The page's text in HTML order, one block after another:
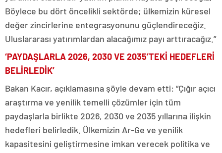
Böylece bu dört öncelikli sektörde; ülkemizin küresel
değer zincirlerine entegrasyonunu güçlendireceğiz.
Uluslararası yatırımlardan alacağımız payı arttıracağız.”
‘PAYDAŞLARLA 2026, 2030 VE 2035’TEKİ HEDEFLERİ
BELİRLEDİK’
Bakan Kacır, açıklamasına şöyle devam etti: “Çığır açıcı
araştırma ve yenilik temelli çözümler için tüm
paydaşlarla birlikte 2026, 2030 ve 2035 yıllarına ilişkin
hedefleri belirledik. Ülkemizin Ar-Ge ve yenilik
kapasitesini geliştirmesine imkan verecek politika ve